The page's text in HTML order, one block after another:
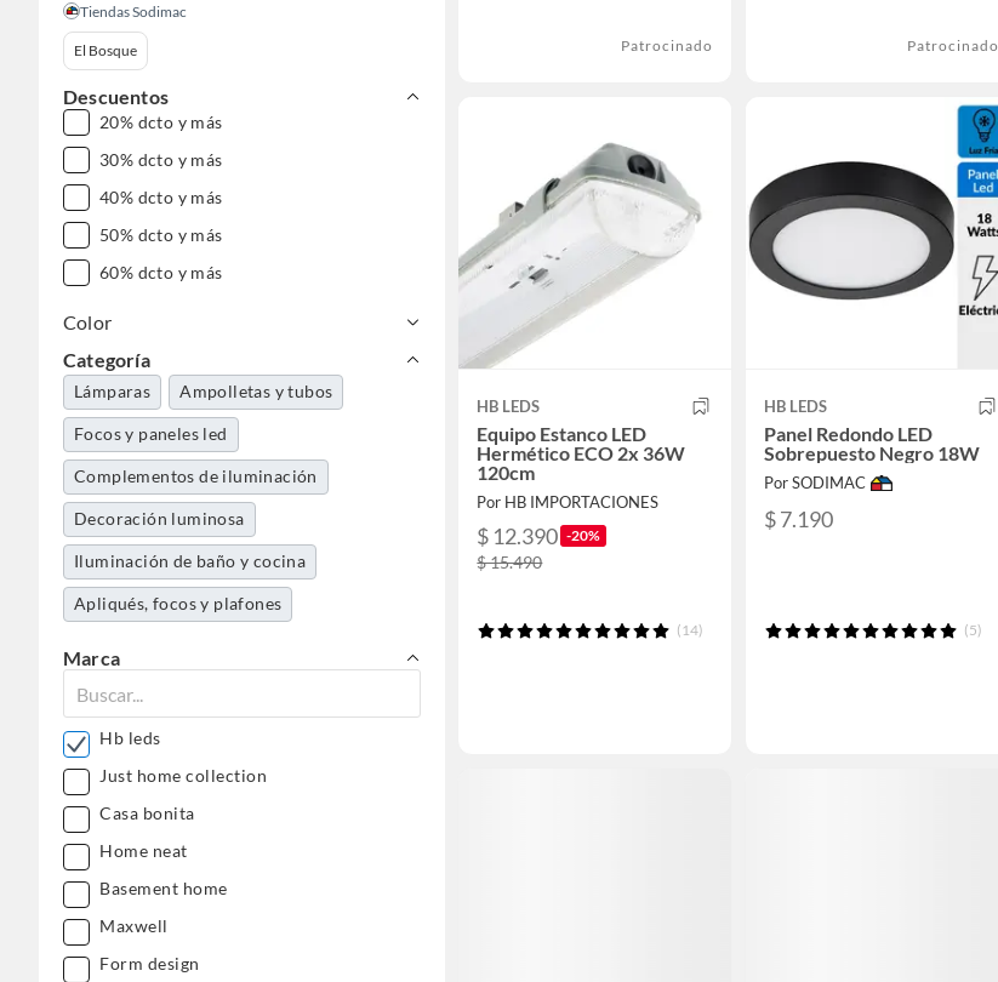
Tiendas Sodimac
El Bosque
Descuentos
20% dcto y más
30% dcto y más
40% dcto y más
50% dcto y más
60% dcto y más
Color
Categoría
Lámparas Ampolletas y tubos
Focos y paneles led
Complementos de iluminación
Decoración luminosa
Iluminación de baño y cocina
Apliqués, focos y plafones
Marca
Hb leds
Just home collection
Casa bonita
Home neat
Basement home
Maxwell
Form design
Patrocinado Patrocinado
HB LEDS
Equipo Estanco LED
Hermético ECO 2x 36W
120cm
Por HB IMPORTACIONES
$ 12.390 -20%
$ 15.490
(14)
HB LEDS
Panel Redondo LED
Sobrepuesto Negro 18W
Por SODIMAC
$ 7.190
(5)